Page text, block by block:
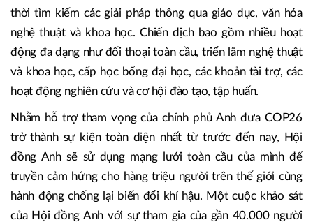
thời tìm kiếm các giải pháp thông qua giáo dục, văn hóa
nghệ thuật và khoa học. Chiến dịch bao gồm nhiều hoạt
động đa dạng như đối thoại toàn cầu, triển lãm nghệ thuật
và khoa học, cấp học bổng đại học, các khoản tài trợ, các
hoạt động nghiên cứu và cơ hội đào tạo, tập huấn.
Nhằm hỗ trợ tham vọng của chính phủ Anh đưa COP26
trở thành sự kiện toàn diện nhất từ trước đến nay, Hội
đồng Anh sẽ sử dụng mạng lưới toàn cầu của mình để
truyền cảm hứng cho hàng triệu người trên thế giới cùng
hành động chống lại biến đổi khí hậu. Một cuộc khảo sát
của Hội đồng Anh với sự tham gia của gần 40.000 người